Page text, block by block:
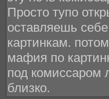
Просто тупо
оставляешь
картинкам.
мафия по
под комиссаром
близко.